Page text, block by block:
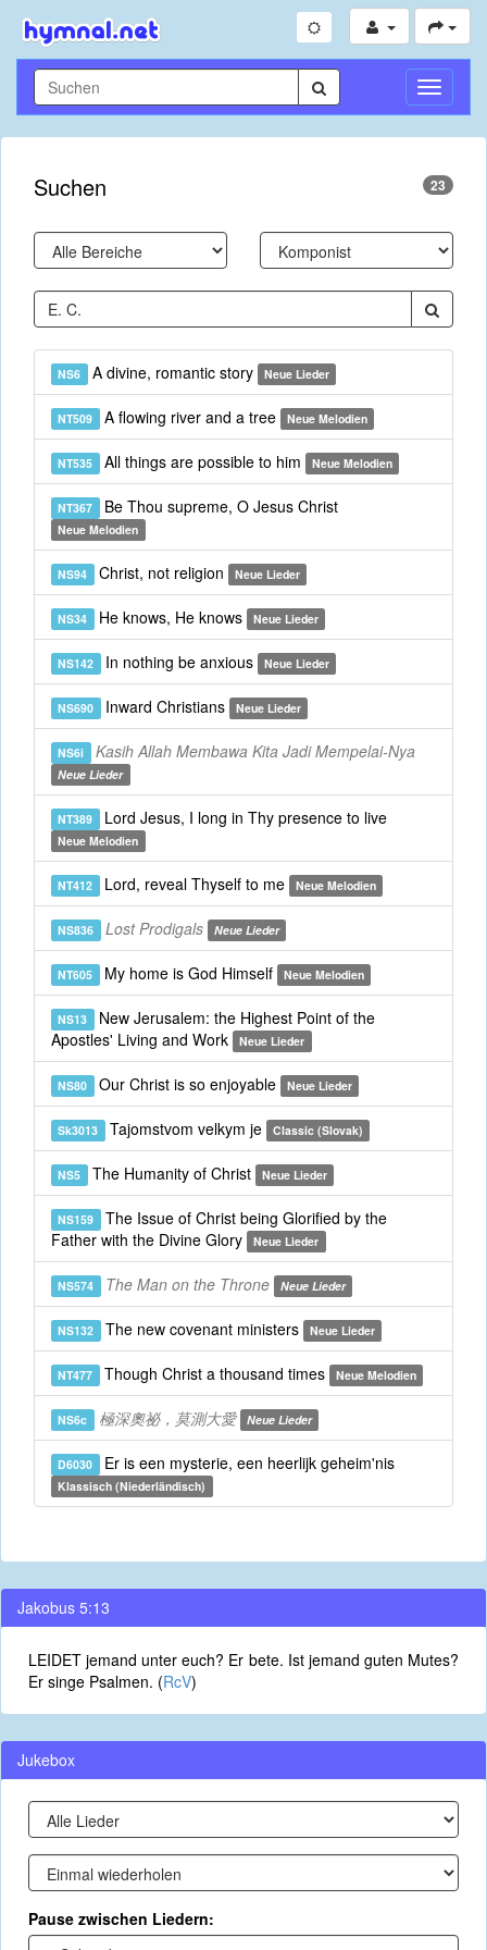
Suchen 23
NS6 A divine, romantic story Neue Lieder
NT509 A flowing river and a tree Neue Melodien
NT535 All things are possible to him Neue Melodien
NT367 Be Thou supreme, O Jesus Christ
Neue Melodien
NS94 Christ, not religion Neue Lieder
NS34 He knows, He knows Neue Lieder
NS142 In nothing be anxious Neue Lieder
NS690 Inward Christians Neue Lieder
NS6i Kasih Allah Membawa Kita Jadi Mempelai-Nya
Neue Lieder
NT389 Lord Jesus, I long in Thy presence to live
Neue Melodien
NT412 Lord, reveal Thyself to me Neue Melodien
NS836 Lost Prodigals Neue Lieder
NT605 My home is God Himself Neue Melodien
NS13 New Jerusalem: the Highest Point of the
Apostles' Living and Work
Neue Lieder
NS80 Our Christ is so enjoyable Neue Lieder
Sk3013 Tajomstvom velkym je Classic (Slovak)
NS5 The Humanity of Christ Neue Lieder
NS159 The Issue of Christ being Glorified by the
Father with the Divine Glory
Neue Lieder
NS574 The Man on the Throne Neue Lieder
NS132 The new covenant ministers Neue Lieder
NT477 Though Christ a thousand times Neue Melodien
NS6c 極深奧祕，莫測大愛 Neue Lieder
D6030 Er is een mysterie, een heerlijk geheim'nis
Klassisch (Niederländisch)
Jakobus 5:13
LEIDET jemand unter euch? Er bete. Ist jemand guten Mutes?
Er singe Psalmen. (RcV)
Jukebox
Pause zwischen Liedern: